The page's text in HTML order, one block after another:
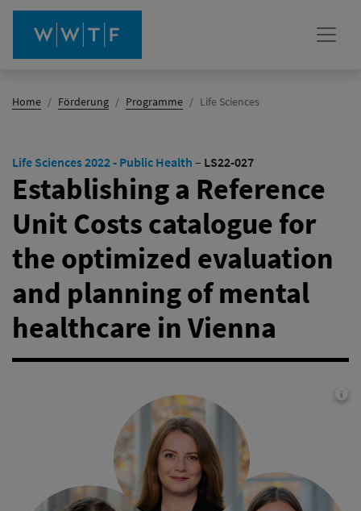
Home Förderung Programme Life Sciences
Life Sciences 2022 - Public Health – LS22-027
Establishing a Reference
Unit Costs catalogue for
the optimized evaluation
and planning of mental
healthcare in Vienna